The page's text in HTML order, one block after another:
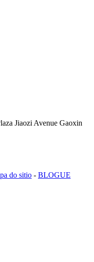
Jiaozi Avenue Gaoxin
do sitio - BLOGUE